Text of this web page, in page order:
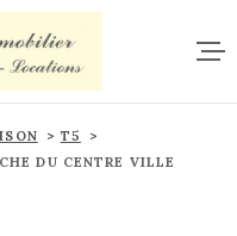
T5
DU CENTRE VILLE